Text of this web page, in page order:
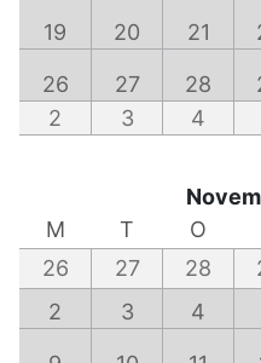
19 20 21
26 27 28
2
3 4
M
T O
26
27 28
2
3 4